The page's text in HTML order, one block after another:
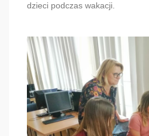
dzieci podczas wakacji.